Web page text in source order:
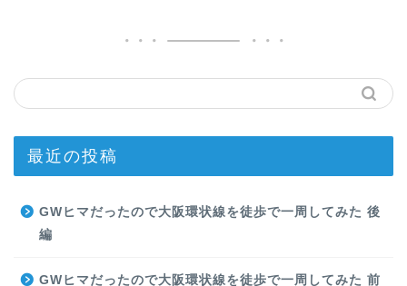
最近の投稿
GWヒマだったので大阪環状線を徒歩で一周してみた 後
編
GWヒマだったので大阪環状線を徒歩で一周してみた 前